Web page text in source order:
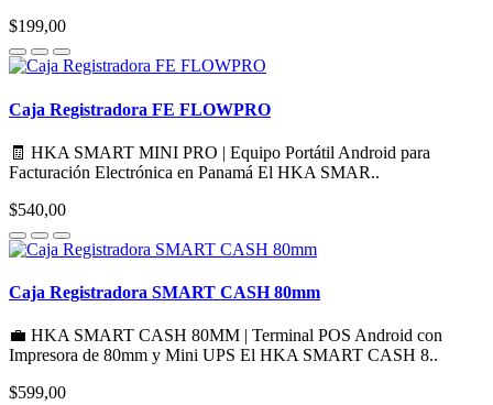
$199,00
Caja Registradora FE FLOWPRO
🧾 HKA SMART MINI PRO | Equipo Portátil Android para
Facturación Electrónica en Panamá El HKA SMAR..
$540,00
Caja Registradora SMART CASH 80mm
💼 HKA SMART CASH 80MM | Terminal POS Android con
Impresora de 80mm y Mini UPS El HKA SMART CASH 8..
$599,00